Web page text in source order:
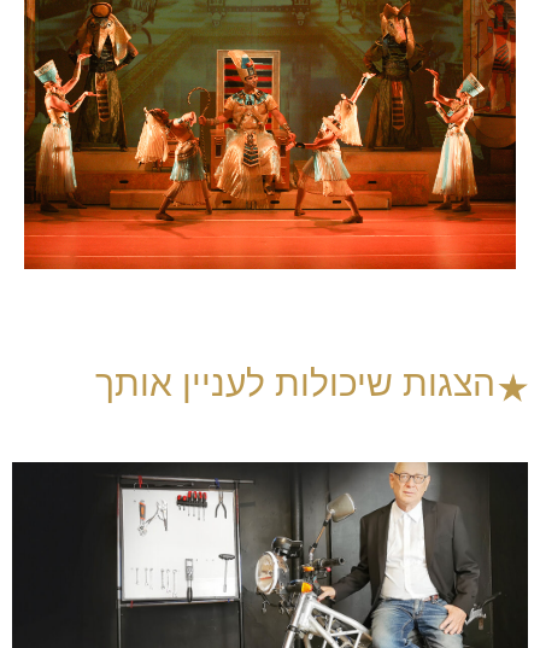
הצגות שיכולות לעניין אותך